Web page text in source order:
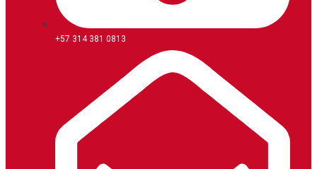
+57 314 381 0813